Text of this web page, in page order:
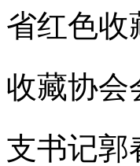
省红色收
收藏协会
支书记郭